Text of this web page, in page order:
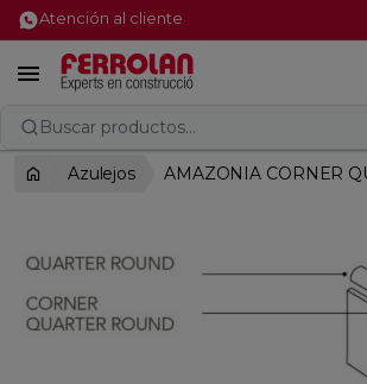
Atención al cliente

Buscar productos...
Azulejos AMAZONIA CORNER